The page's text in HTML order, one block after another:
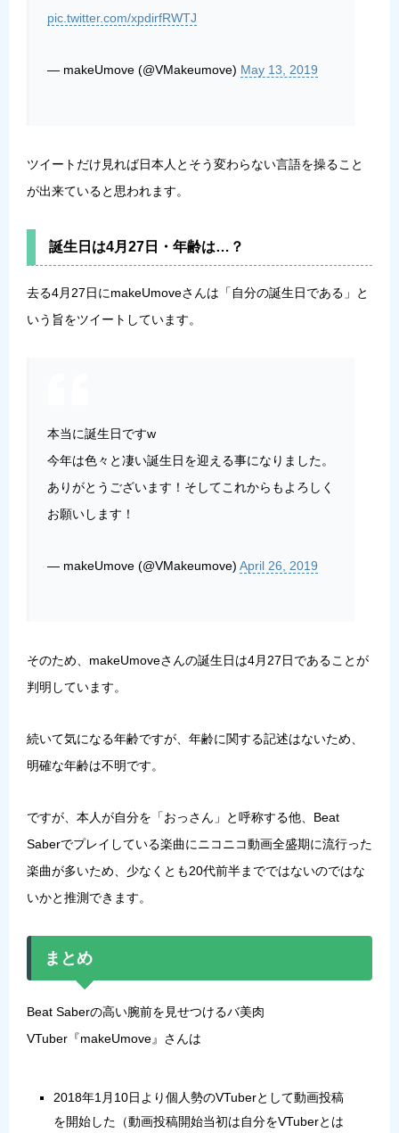
pic.twitter.com/xpdirfRWTJ
— makeUmove (@VMakeumove) May 13, 2019
ツイートだけ見れば日本人とそう変わらない言語を操ること
が出来ていると思われます。
誕生日は4月27日・年齢は…？
去る4月27日にmakeUmoveさんは「自分の誕生日である」と
いう旨をツイート しています。
本当に誕生日ですw
今年は色々と凄い誕生日を迎える事になりました。
ありがとうございます！そしてこれからもよろしく
お願いします！
— makeUmove (@VMakeumove) April 26, 2019
そのため、makeUmoveさんの誕生日は4月27日であることが
判明しています。
続いて気になる年齢ですが、年齢に関する記述はないため、
明確な年齢は不明です。
ですが、 本人が自分を「おっさん」と呼称する他、 Beat
Saberでプレイしている楽曲にニコニコ動画全盛期に流行った
楽曲が多いため、少なくとも20代前半までではないのではな
いかと推測できます。
まとめ
Beat Saberの高い腕前を見せつけるバ美肉
VTuber『makeUmove』さんは
2018年1月10日より個人勢のVTuberとして動画投稿
を開始した（動画投稿開始当初は自分をVTuberとは